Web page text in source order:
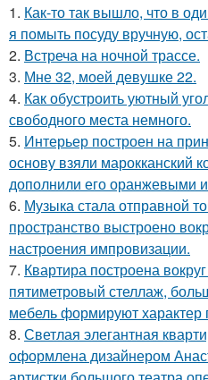
1. Как-то так вышло, что в
я помыть посуду вручную,
2. Встреча на ночной трассе.
3. Мне 32, моей девушке 22.
4. Как обустроить уютный
свободного места немного.
5. Интерьер построен на
основу взяли марокканский
дополнили его оранжевыми
6. Музыка стала отправной
пространство выстроено
настроения импровизации.
7. Квартира построена
пятиметровый стеллаж,
мебель формируют характер
8. Светлая элегантная
оформлена дизайнером